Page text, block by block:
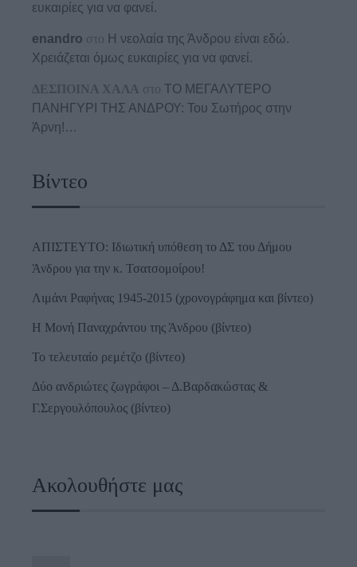
ευκαιρίες για να φανεί.
enandro στο Η νεολαία της Άνδρου είναι εδώ.
Χρειάζεται όμως ευκαιρίες για να φανεί.
ΔΕΣΠΟΙΝΑ ΧΑΛΑ στο ΤΟ ΜΕΓΑΛΥΤΕΡΟ
ΠΑΝΗΓΥΡΙ ΤΗΣ ΑΝΔΡΟΥ: Του Σωτήρος στην
Άρνη!…
Βίντεο
ΑΠΙΣΤΕΥΤΟ: Ιδιωτική υπόθεση το ΔΣ του Δήμου
Άνδρου για την κ. Τσατσομοίρου!
Λιμάνι Ραφήνας 1945-2015 (χρονογράφημα και βίντεο)
Η Μονή Παναχράντου της Άνδρου (βίντεο)
Το τελευταίο ρεμέτζο (βίντεο)
Δύο ανδριώτες ζωγράφοι – Δ.Βαρδακώστας &
Γ.Σεργουλόπουλος (βίντεο)
Ακολουθήστε μας